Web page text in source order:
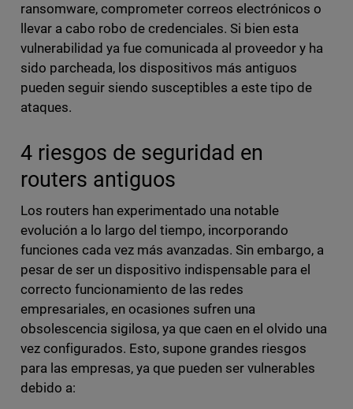
ransomware, comprometer correos electrónicos o
llevar a cabo robo de credenciales. Si bien esta
vulnerabilidad ya fue comunicada al proveedor y ha
sido parcheada, los dispositivos más antiguos
pueden seguir siendo susceptibles a este tipo de
ataques.
4 riesgos de seguridad en
routers antiguos
Los routers han experimentado una notable
evolución a lo largo del tiempo, incorporando
funciones cada vez más avanzadas. Sin embargo, a
pesar de ser un dispositivo indispensable para el
correcto funcionamiento de las redes
empresariales, en ocasiones sufren una
obsolescencia sigilosa, ya que caen en el olvido una
vez configurados. Esto, supone grandes riesgos
para las empresas, ya que pueden ser vulnerables
debido a: